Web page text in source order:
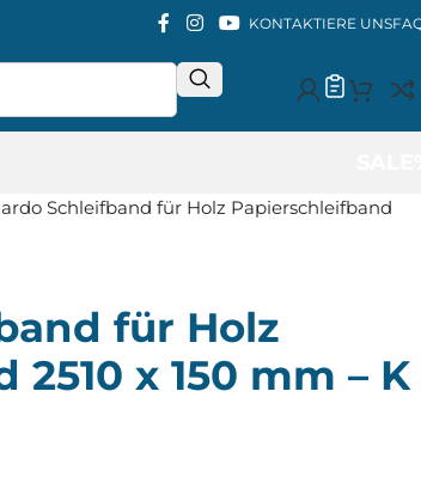
KONTAKTIERE UNS
Schleifband für Holz Papierschleifband
für Holz
x 150 mm – K